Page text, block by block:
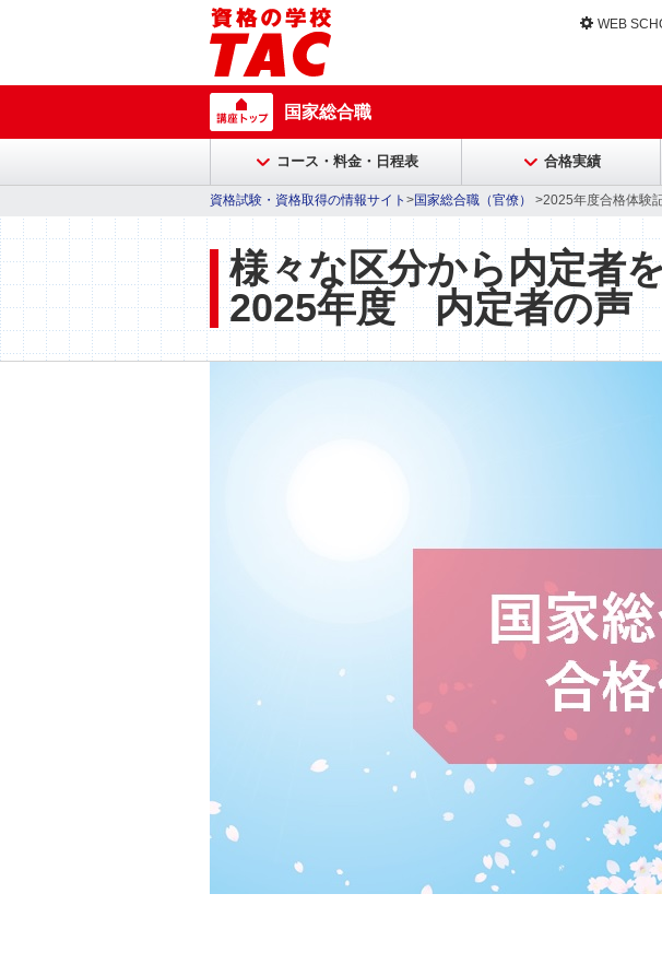
WEB
国家総合職
コース・料金・日程表 合格実績
資格試験・資格取得の情報サイト >国家総合職（官僚） >2025年度合格体験
様々な区分から内定者
2025年度 内定者の声